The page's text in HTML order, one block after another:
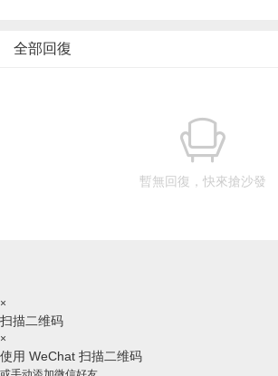
全部回復
暫無回復，快來搶沙發
×
扫描二维码
×
使用 WeChat 扫描二维码